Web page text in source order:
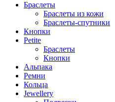
Браслеты
Браслеты из кожи
Браслеты-спутники
Кнопки
Petite
Браслеты
Кнопки
Альпака
Ремни
Кольца
Jewellery